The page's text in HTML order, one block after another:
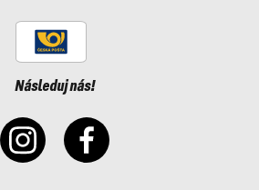
Následuj nás!